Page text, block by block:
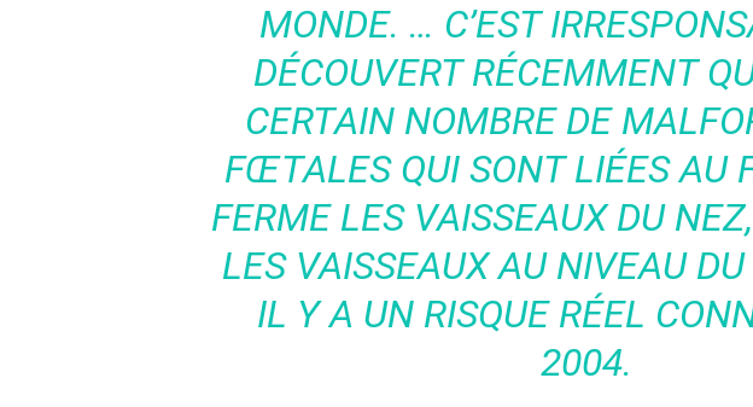
MONDE. … C’EST
DÉCOUVERT RÉCEMMENT
CERTAIN NOMBRE DE
FŒTALES QUI SONT LIÉES AU
FERME LES VAISSEAUX DU
LES VAISSEAUX AU NIVEAU
IL Y A UN RISQUE RÉEL
2004.